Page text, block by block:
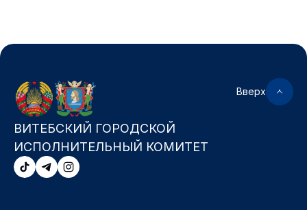
ВИТЕБСКИЙ ГОРОДСКОЙ
ИСПОЛНИТЕЛЬНЫЙ КОМИТЕТ
Вверх